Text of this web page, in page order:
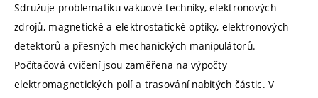
Sdružuje problematiku vakuové techniky, elektronových
zdrojů, magnetické a elektrostatické optiky, elektronových
detektorů a přesných mechanických manipulátorů.
Počítačová cvičení jsou zaměřena na výpočty
elektromagnetických polí a trasování nabitých částic. V